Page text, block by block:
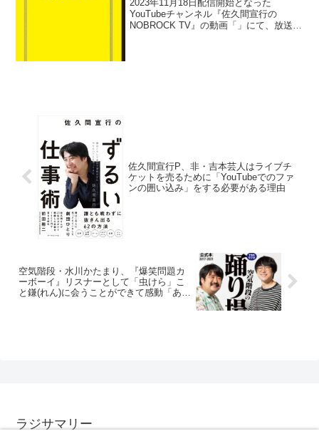
ると告白
2023年11月18日配信開始となった
YouTubeチャンネル『佐久間宣行の
NOBROCK TV』の動画「」にて、放送作
佐久間宣行P、非・吉本芸人はライブチ
ケットを売るために「YouTubeでのファ
ンの囲い込み」をする必要がある理由
空気階段・水川かたまり、『爆笑問題カ
ーボーイ』リスナーとして「虫けら」こ
と鎌(れん)に会うことができて感動「あ、
ラジサマリー